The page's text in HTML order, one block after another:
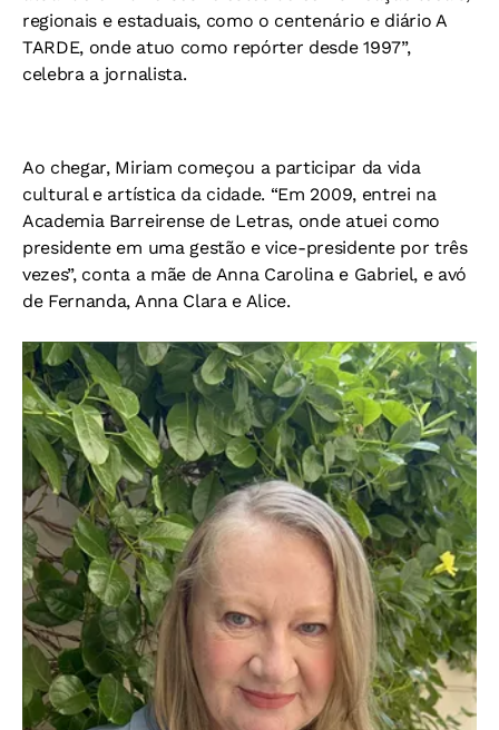
regionais e estaduais, como o centenário e diário A
TARDE, onde atuo como repórter desde 1997”,
celebra a jornalista.
Ao chegar, Miriam começou a participar da vida
cultural e artística da cidade. “Em 2009, entrei na
Academia Barreirense de Letras, onde atuei como
presidente em uma gestão e vice-presidente por três
vezes”, conta a mãe de Anna Carolina e Gabriel, e avó
de Fernanda, Anna Clara e Alice.